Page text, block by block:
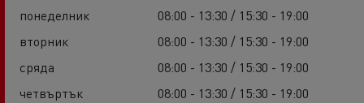
понеделник
08:00 - 13:30 / 15:30 - 19:00
вторник
08:00 - 13:30 / 15:30 - 19:00
сряда
08:00 - 13:30 / 15:30 - 19:00
четвъртък
08:00 - 13:30 / 15:30 - 19:00